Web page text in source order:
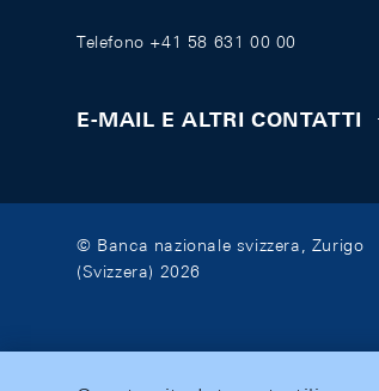
Telefono +41 58 631 00 00
E-MAIL E ALTRI CONTATTI
© Banca nazionale svizzera, Zurigo
(Svizzera) 2026